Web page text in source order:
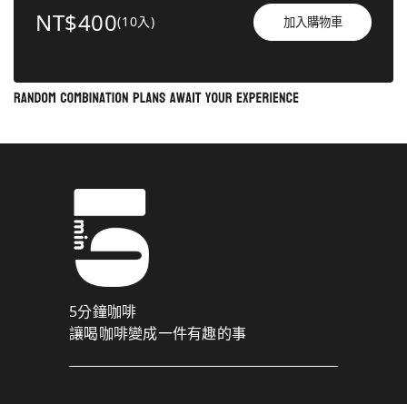
NT$400(10入) 加入購物車
5分鐘咖啡
讓喝咖啡變成一件有趣的事